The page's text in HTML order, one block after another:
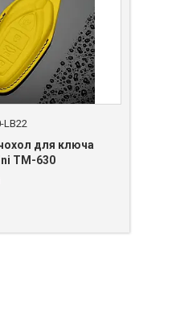
LB22
для ключа
TM-630